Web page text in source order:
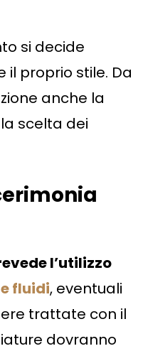
si decide
il proprio stile. Da
anche la
scelta dei
l’utilizzo
fluidi, eventuali
trattate con il
dovranno